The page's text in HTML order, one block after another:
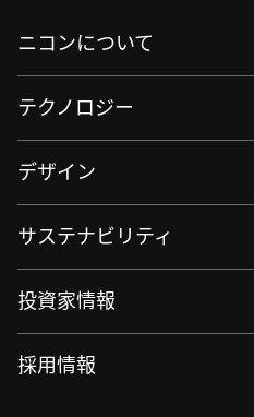
ニコンについて
テクノロジー
デザイン
サステナビリティ
投資家情報
採用情報